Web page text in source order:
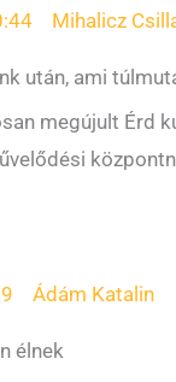
Mihalicz
után, ami
megújult Érd
Ádám Katalin
élnek